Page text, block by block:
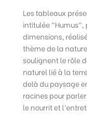
Les tableaux
intitulée
dimensions,
thème de la
soulignent le rôle
naturel lié à la
delà du paysage
racines pour
le nourrit et